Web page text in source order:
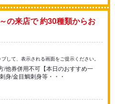
の来店で 約30種類からお
して、表示される画面をご提示ください。
/他券併用不可【本日のおすすめ一
身/金目鯛刺身等・・・